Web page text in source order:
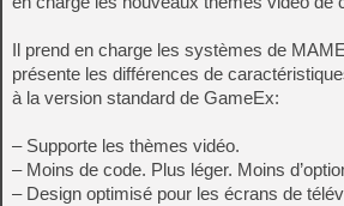
Il prend en charge les systèmes de
présente les différences de
à la version standard de GameEx:
– Supporte les thèmes vidéo.
– Moins de code. Plus léger. Moins
– Design optimisé pour les écrans de